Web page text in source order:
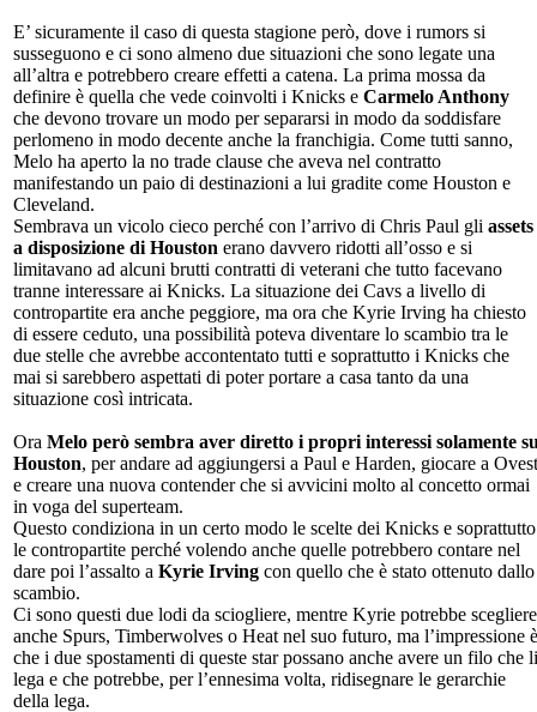
E’ sicuramente il caso di questa stagione però, dove i rumors si
susseguono e ci sono almeno due situazioni che sono legate una
all’altra e potrebbero creare effetti a catena. La prima mossa da
definire è quella che vede coinvolti i Knicks e Carmelo Anthony
che devono trovare un modo per separarsi in modo da soddisfare
perlomeno in modo decente anche la franchigia. Come tutti sanno,
Melo ha aperto la no trade clause che aveva nel contratto
manifestando un paio di destinazioni a lui gradite come Houston e
Cleveland.
Sembrava un vicolo cieco perché con l’arrivo di Chris Paul gli assets
a disposizione di Houston erano davvero ridotti all’osso e si
limitavano ad alcuni brutti contratti di veterani che tutto facevano
tranne interessare ai Knicks. La situazione dei Cavs a livello di
contropartite era anche peggiore, ma ora che Kyrie Irving ha chiesto
di essere ceduto, una possibilità poteva diventare lo scambio tra le
due stelle che avrebbe accontentato tutti e soprattutto i Knicks che
mai si sarebbero aspettati di poter portare a casa tanto da una
situazione così intricata.
Ora Melo però sembra aver diretto i propri interessi solamente
Houston, per andare ad aggiungersi a Paul e Harden, giocare a Ovest
e creare una nuova contender che si avvicini molto al concetto ormai
in voga del superteam.
Questo condiziona in un certo modo le scelte dei Knicks e soprattutto
le contropartite perché volendo anche quelle potrebbero contare nel
dare poi l’assalto a Kyrie Irving con quello che è stato ottenuto dallo
scambio.
Ci sono questi due lodi da sciogliere, mentre Kyrie potrebbe scegliere
anche Spurs, Timberwolves o Heat nel suo futuro, ma l’impressione è
che i due spostamenti di queste star possano anche avere un filo che li
lega e che potrebbe, per l’ennesima volta, ridisegnare le gerarchie
della lega.